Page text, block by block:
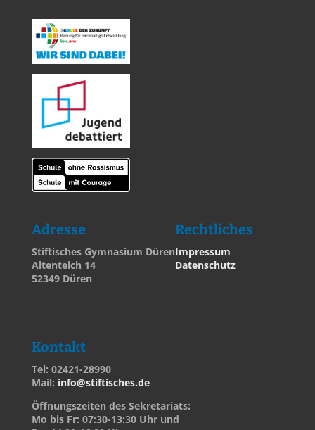
Adresse
Stiftisches Gymnasium Düren
Altenteich 14
52349 Düren
Rechtliches
Impressum
Datenschutz
Kontakt
Tel: 02421-28990
Mail: info@stiftisches.de
Öffnungszeiten des Sekretariats:
Mo bis Fr: 07:30-13:30 Uhr und